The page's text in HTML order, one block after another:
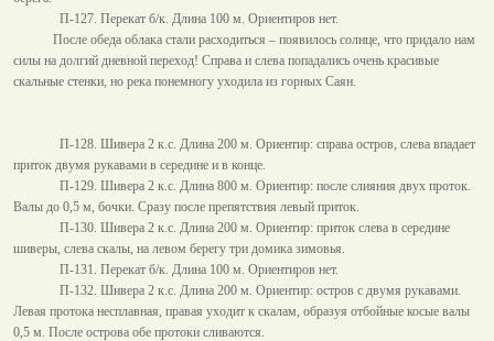
П-127. Перекат б/к. Длина 100 м. Ориентиров нет.
После обеда облака стали расходиться – появилось солнце, что придало нам
силы на долгий дневной переход! Справа и слева попадались очень красивые
скальные стенки, но река понемногу уходила из горных Саян.
П-128. Шивера 2 к.с. Длина 200 м. Ориентир: справа остров, слева впадает
приток двумя рукавами в середине и в конце.
П-129. Шивера 2 к.с. Длина 800 м. Ориентир: после слияния двух проток.
Валы до 0,5 м, бочки. Сразу после препятствия левый приток.
П-130. Шивера 2 к.с. Длина 200 м. Ориентир: приток слева в середине
шиверы, слева скалы, на левом берегу три домика зимовья.
П-131. Перекат б/к. Длина 100 м. Ориентиров нет.
П-132. Шивера 2 к.с. Длина 200 м. Ориентир: остров с двумя рукавами.
Левая протока несплавная, правая уходит к скалам, образуя отбойные косые валы
0,5 м. После острова обе протоки сливаются.